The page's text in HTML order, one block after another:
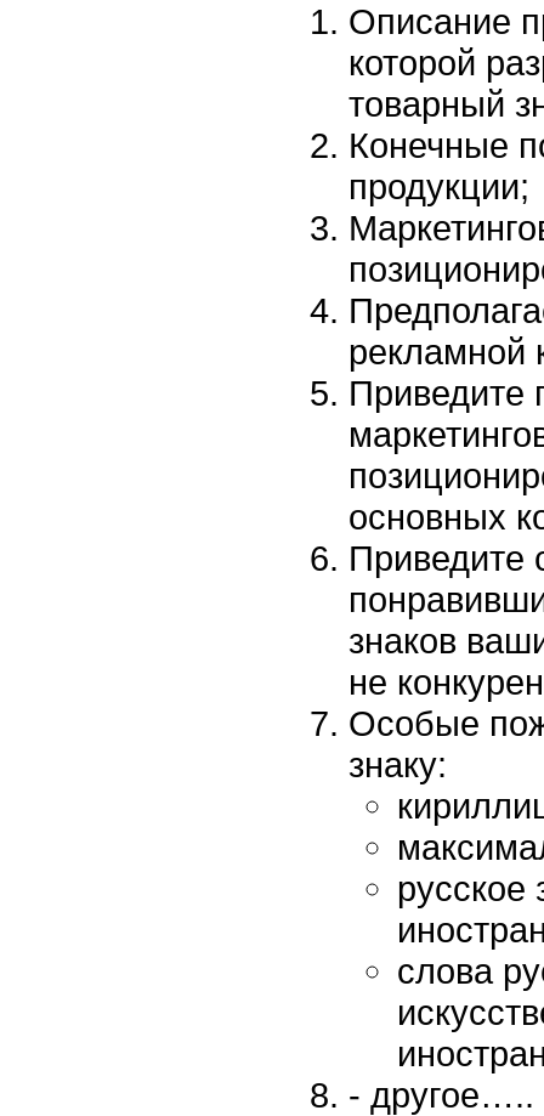
Описание
которой
товарный
Конечные
продукции;
рекламной
Приведите
основных
Приведите
знаков
не
Особые
знаку:
русское
слова
- другое…..